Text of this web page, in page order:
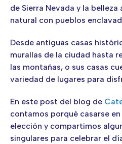
de Sierra Nevada y la
natural con pueblos
Desde antiguas casas
murallas de la ciudad hasta
las montañas, o sus casas
variedad de lugares para
En este post del blog de
contamos porqué casarse
elección y compartimos
singulares para celebrar el